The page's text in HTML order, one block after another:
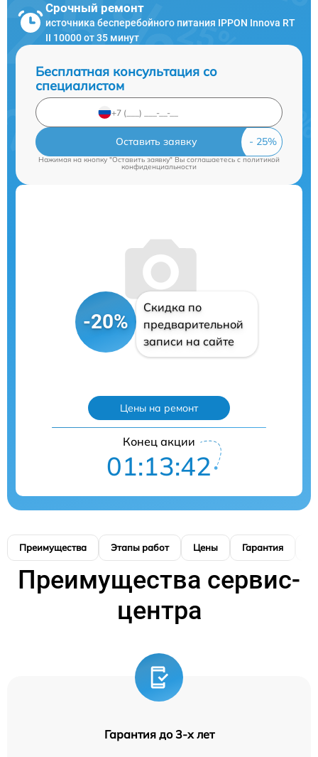
Срочный ремонт
источника бесперебойного питания IPPON Innova RT
II 10000 от 35 минут
Бесплатная консультация со
специалистом
Оставить заявку
Нажимая на кнопку "Оставить заявку" Вы соглашаетесь cполитикой
конфиденциальности
-20%
Скидка по
предварительной
записи на сайте
Цены на ремонт
Конец акции
01:13:41
Преимущества Этапы работ Цены Гарантия
Преимущества сервис-
центра
Гарантия до 3-х лет